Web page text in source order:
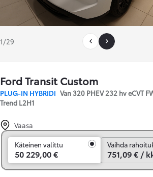
1/29
Ford Transit Custom
PLUG-IN HYBRIDI Van 320 PHEV 232 hv eCVT
Trend L2H1
Vaasa
Käteinen valittu
50 229,00 €
Vaihda
751,09 € /